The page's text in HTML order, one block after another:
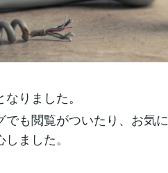
りました。
も閲覧がついたり、お気
ました。